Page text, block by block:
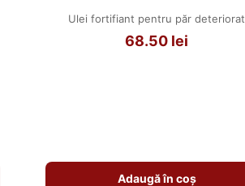
Ulei fortifiant pentru păr deteriorat
68.50 lei
Adaugă în coș